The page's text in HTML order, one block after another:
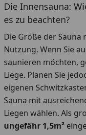
Die Innensauna:
es zu beachten?
Die Größe der
Nutzung. Wenn Sie
saunieren möchten,
Liege. Planen Sie
eigenen
Sauna mit
Liegen wählen. Als
ungefähr 1,5m²